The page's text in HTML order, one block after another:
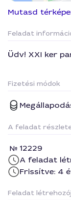
Mutasd
Feladat
Üdv! XXI ker
Fizetési módok
A feladat
12229
A feladat
Frissítve: 4
Feladat